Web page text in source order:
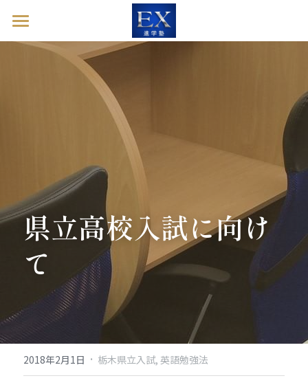
ホーム
英語診断ドック
お問い合わせ
英語診断ドックを予約する
県立高校入試に向け
て
2018年2月1日 · 栃木県立入試, 英語勉強法